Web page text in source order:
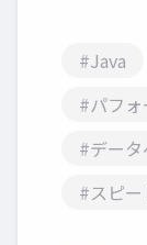
#Java
#パフ
#デー
#スピ